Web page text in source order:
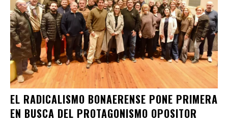
EL RADICALISMO BONAERENSE PONE PRIMERA
EN BUSCA DEL PROTAGONISMO OPOSITOR